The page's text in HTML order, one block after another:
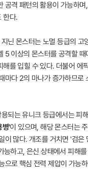
공격 패턴의 활용이 가능하
한다.
닌 몬스터는 노멀 등급의 고
5 이상의 몬스터를 공격할
를 입힐 수 있다. 더불어 에
마다 2의 마나가 증가하므로
되는 유니크 등급에서는 피
병'이 있으며, 해당 몬스터는
이 많다. 개조를 거치면 '검은
능하고, 은신 상태에서 피해
으로 핵심 전력 제압이 가능